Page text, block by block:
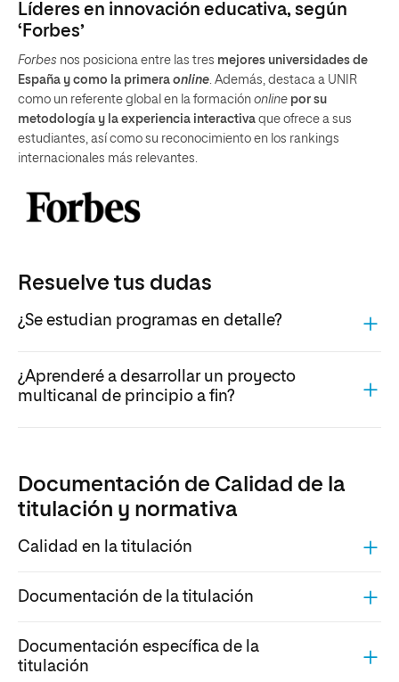
Líderes en innovación educativa, según
‘Forbes’
Forbes nos posiciona entre las tres mejores universidades de
España y como la primera online. Además, destaca a UNIR
como un referente global en la formación online por su
metodología y la experiencia interactiva que ofrece a sus
estudiantes, así como su reconocimiento en los rankings
internacionales más relevantes.
Resuelve tus dudas
¿Se estudian programas en detalle?
¿Aprenderé a desarrollar un proyecto
multicanal de principio a fin?
Documentación de Calidad de la
titulación y normativa
Calidad en la titulación
Documentación de la titulación
Documentación específica de la
titulación